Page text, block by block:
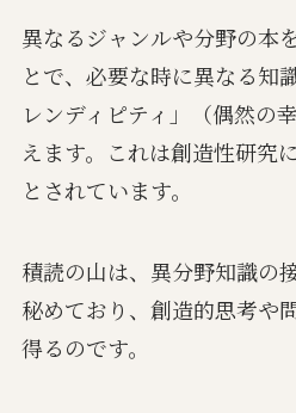
異なるジャンルや分野の本
とで、必要な時に異なる知
レンディピティ」（偶然の
えます。これは創造性研究
とされています。
積読の山は、異分野知識の
秘めており、創造的思考や
得るのです。